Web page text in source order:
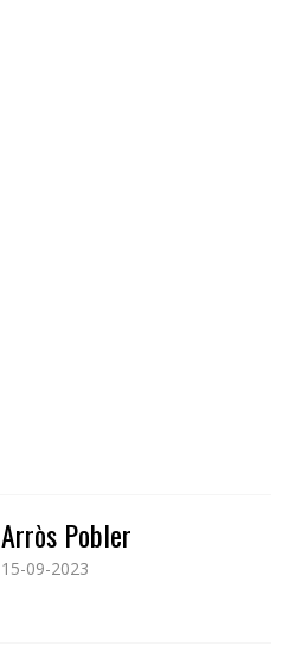
Arròs Pobler
15-09-2023